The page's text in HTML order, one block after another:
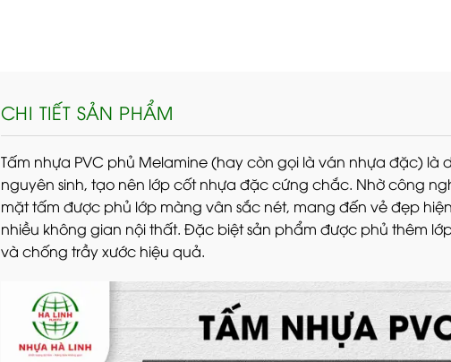
CHI TIẾT SẢN PHẨM
Tấm nhựa PVC phủ Melamine (hay còn gọi là ván nhựa đặc)
nguyên sinh, tạo nên lớp cốt nhựa đặc cứng chắc. Nhờ công
mặt tấm được phủ lớp màng vân sắc nét, mang đến vẻ đẹp
nhiều không gian nội thất. Đặc biệt sản phẩm được phủ thêm
và chống trầy xước hiệu quả.